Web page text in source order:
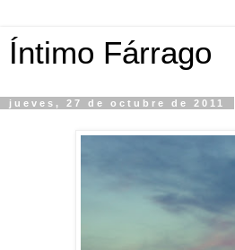
Íntimo Fárrago
jueves, 27 de octubre de 2011